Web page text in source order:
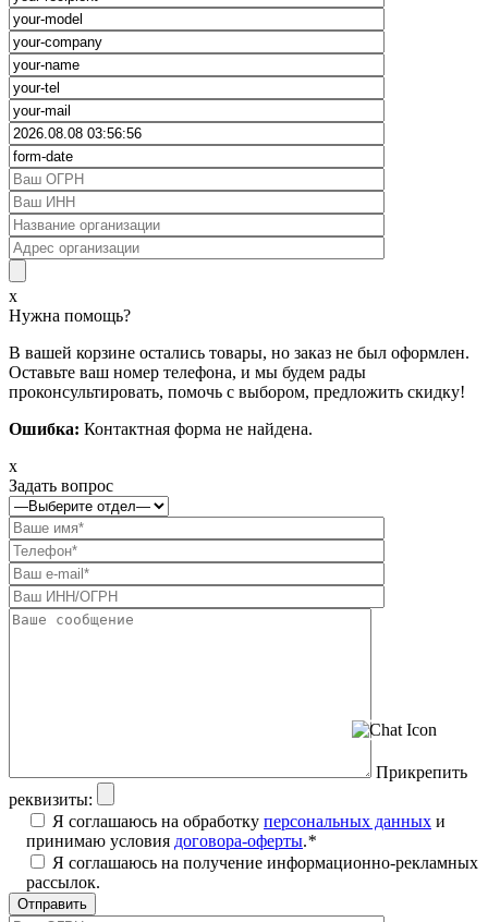
x
Нужна помощь?
В вашей корзине остались товары, но заказ не был оформлен.
Оставьте ваш номер телефона, и мы будем рады
проконсультировать, помочь с выбором, предложить скидку!
Ошибка: Контактная форма не найдена.
x
Задать вопрос
Прикрепить
реквизиты:
Я соглашаюсь на обработку персональных данных и
принимаю условия договора-оферты.*
Я соглашаюсь на получение информационно-рекламных
рассылок.